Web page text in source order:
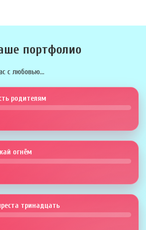
портфолио
с любовью...
родителям
огнём
тринадцать